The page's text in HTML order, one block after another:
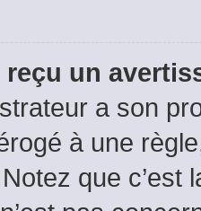
un
a son
à une
que c’est